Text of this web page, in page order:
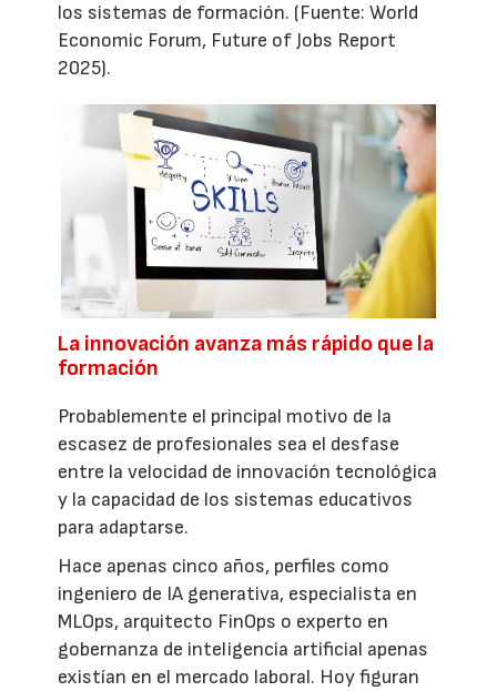
los sistemas de formación. (Fuente: World
Economic Forum, Future of Jobs Report
2025).
La innovación avanza más rápido que la
formación
Probablemente el principal motivo de la
escasez de profesionales sea el desfase
entre la velocidad de innovación tecnológica
y la capacidad de los sistemas educativos
para adaptarse.
Hace apenas cinco años, perfiles como
ingeniero de IA generativa, especialista en
MLOps, arquitecto FinOps o experto en
gobernanza de inteligencia artificial apenas
existían en el mercado laboral. Hoy figuran